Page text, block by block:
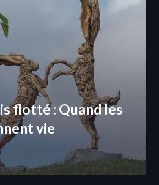
flotté : Quand les
vie